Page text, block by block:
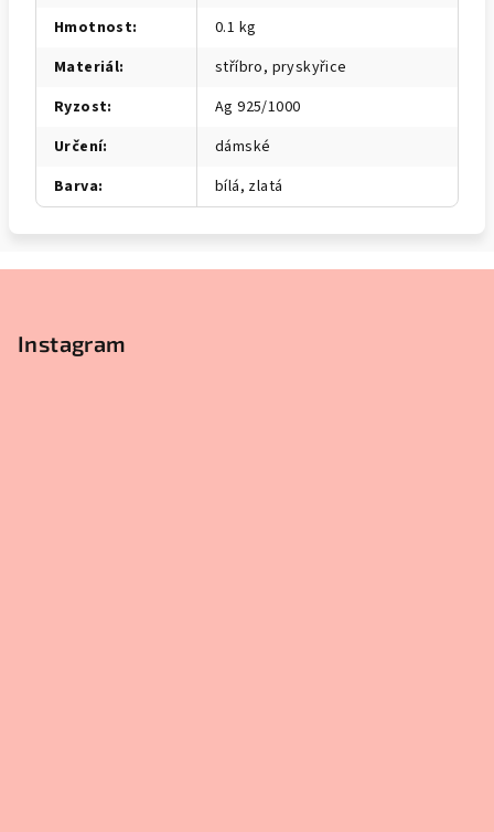
Hmotnost:
0.1 kg
Materiál:
stříbro, pryskyřice
Ryzost:
Ag 925/1000
Určení:
dámské
Barva: bílá, zlatá
Instagram